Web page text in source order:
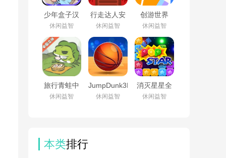
少年盒子汉
化安卓版
v1.1最新版
休闲益智
行走达人安
卓版v1.6.0
手机版
休闲益智
创游世界
2026最新版
下载v1.78.0
休闲益智
旅行青蛙中
国之旅官方
版下载
休闲益智
JumpDunk3D
安卓版v1.5
休闲益智
消灭星星全
新版官方正
版手游下载
休闲益智
本类排行